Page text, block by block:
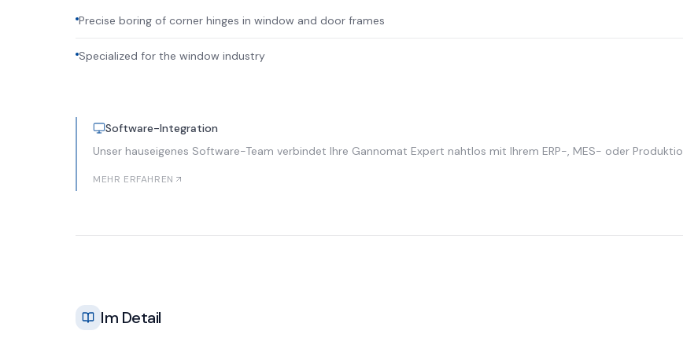
Precise boring of corner hinges in window and door frames
Specialized for the window industry
Software-Integration
Unser hauseigenes Software-Team verbindet Ihre Gannomat Expert nahtlos mit Ihrem ERP-, MES- oder
MEHR ERFAHREN
Im Detail